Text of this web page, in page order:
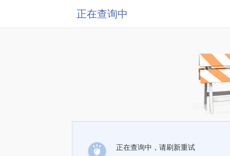
正在查询中
正在查询中，请刷新重试